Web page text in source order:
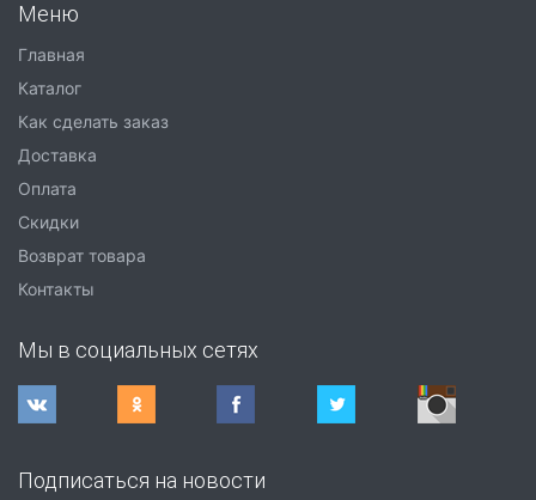
Меню
Главная
Каталог
Как сделать заказ
Доставка
Оплата
Скидки
Возврат товара
Контакты
Мы в социальных сетях
Подписаться на новости